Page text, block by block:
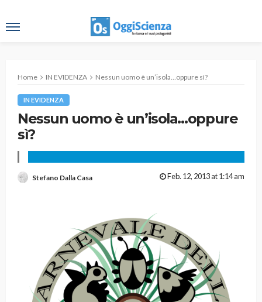
Home IN EVIDENZA Nessun uomo è un’isola…oppure sì?
IN EVIDENZA
Nessun uomo è un’isola…oppure
sì?
Stefano Dalla Casa Feb. 12, 2013 at 1:14 am